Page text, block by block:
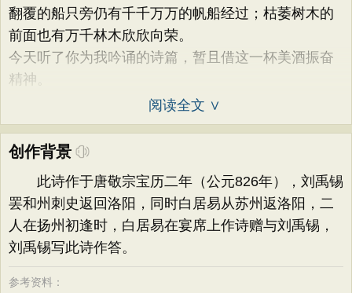
翻覆的船只旁仍有千千万万的帆船经过；枯萎树木的
前面也有万千林木欣欣向荣。
今天听了你为我吟诵的诗篇，暂且借这一杯美酒振奋
精神。
阅读全文 ∨
创作背景
此诗作于唐敬宗宝历二年（公元826年），刘禹锡
罢和州刺史返回洛阳，同时白居易从苏州返洛阳，二
人在扬州初逢时，白居易在宴席上作诗赠与刘禹锡，
刘禹锡写此诗作答。
参考资料：